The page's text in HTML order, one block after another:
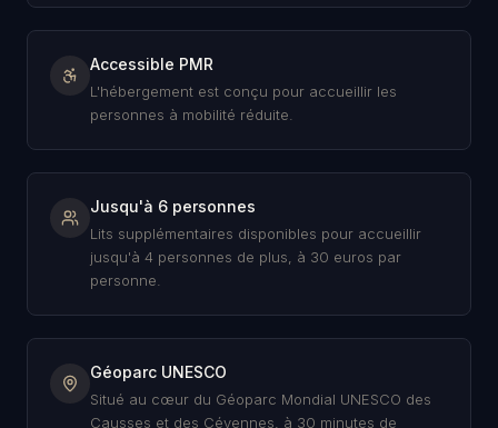
Accessible PMR
L'hébergement est conçu pour accueillir les
personnes à mobilité réduite.
Jusqu'à 6 personnes
Lits supplémentaires disponibles pour accueillir
jusqu'à 4 personnes de plus, à 30 euros par
personne.
Géoparc UNESCO
Situé au cœur du Géoparc Mondial UNESCO des
Causses et des Cévennes, à 30 minutes de